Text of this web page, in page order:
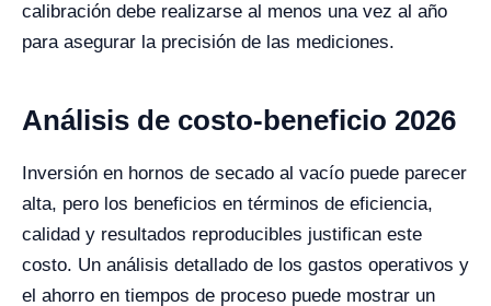
calibración debe realizarse al menos una vez al año
para asegurar la precisión de las mediciones.
Análisis de costo-beneficio 2026
Inversión en hornos de secado al vacío puede parecer
alta, pero los beneficios en términos de eficiencia,
calidad y resultados reproducibles justifican este
costo. Un análisis detallado de los gastos operativos y
el ahorro en tiempos de proceso puede mostrar un